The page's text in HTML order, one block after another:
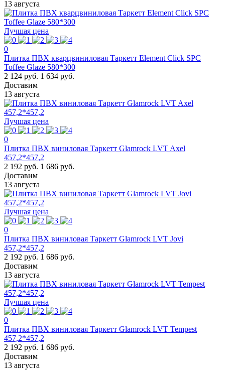
13 августа
Лучшая цена
0
Плитка ПВХ кварцвиниловая Таркетт Element Click SPC
Toffee Glaze 580*300
2 124 руб. 1 634 руб.
Доставим
13 августа
Лучшая цена
0
Плитка ПВХ виниловая Таркетт Glamrock LVT Axel
457,2*457,2
2 192 руб. 1 686 руб.
Доставим
13 августа
Лучшая цена
0
Плитка ПВХ виниловая Таркетт Glamrock LVT Jovi
457,2*457,2
2 192 руб. 1 686 руб.
Доставим
13 августа
Лучшая цена
0
Плитка ПВХ виниловая Таркетт Glamrock LVT Tempest
457,2*457,2
2 192 руб. 1 686 руб.
Доставим
13 августа